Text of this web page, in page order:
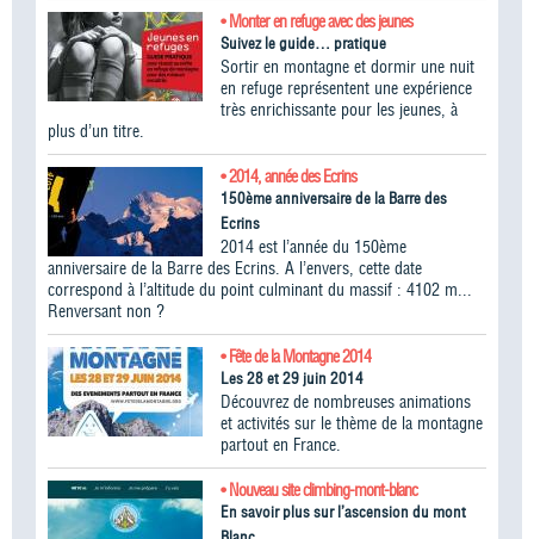
• Monter en refuge avec des jeunes
Suivez le guide… pratique
Sortir en montagne et dormir une nuit
en refuge représentent une expérience
très enrichissante pour les jeunes, à
plus d’un titre.
• 2014, année des Ecrins
150ème anniversaire de la Barre des
Ecrins
2014 est l’année du 150ème
anniversaire de la Barre des Ecrins. A l’envers, cette date
correspond à l’altitude du point culminant du massif : 4102 m...
Renversant non ?
• Fête de la Montagne 2014
Les 28 et 29 juin 2014
Découvrez de nombreuses animations
et activités sur le thème de la montagne
partout en France.
• Nouveau site climbing-mont-blanc
En savoir plus sur l’ascension du mont